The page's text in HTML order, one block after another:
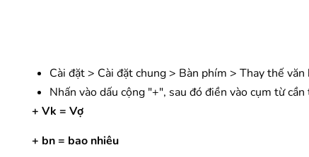
Cài đặt > Cài đặt chung > Bàn phím > Thay thế văn
Nhấn vào dấu cộng "+", sau đó điền vào cụm từ
+ Vk = Vợ
+ bn = bao nhiêu